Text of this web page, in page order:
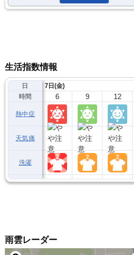
生活指数情報
日
時間
熱中症
天気痛
洗濯
7日(金)
6 9 12
雨雲レーダー